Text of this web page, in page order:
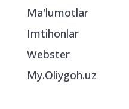
Ma'lumotlar
Imtihonlar
Webster
My.Oliygoh.uz